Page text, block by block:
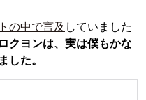
の中で言及 していました
クヨンは、実は僕もかな
した。